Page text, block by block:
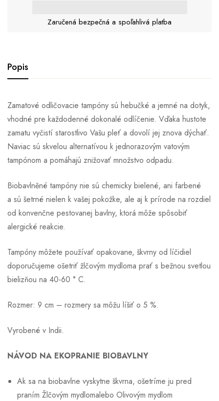
Zaručená bezpečná a spoľahlivá platba
Popis
Zamatové odličovacie tampóny sú hebučké a jemné na dotyk,
vhodné pre každodenné dokonalé odlíčenie. Vďaka hustote
zamatu vyčistí starostlivo Vašu pleť a dovolí jej znova dýchať.
Naviac sú skvelou alternatívou k jednorazovým vatovým
tampónom a pomáhajú znižovať množstvo odpadu.
Biobavlněné tampóny nie sú chemicky bielené, ani farbené
a sú šetrné nielen k vašej pokožke, ale aj k prírode na rozdiel
od konvenčne pestovanej bavlny, ktorá môže spôsobiť
alergické reakcie.
Tampóny môžete používať opakovane, škvrny od líčidiel
doporučujeme ošetriť žlčovým mydloma prať s bežnou svetlou
bielizňou na 40-60 ° C.
Rozmer: 9 cm – rozmery sa môžu líšiť o 5 %.
Vyrobené v Indii.
NÁVOD NA EKOPRANIE BIOBAVLNY
Ak sa na biobavlne vyskytne škvrna, ošetríme ju pred
praním Žlčovým mydlomalebo Olivovým mydlom